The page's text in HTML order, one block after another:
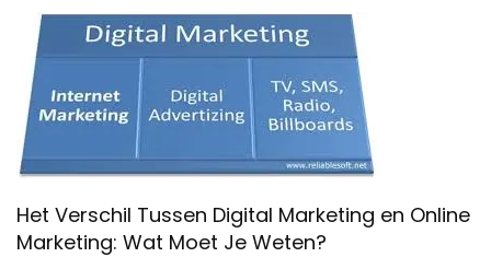
Het Verschil Tussen Digital Marketing en Online
Marketing: Wat Moet Je Weten?